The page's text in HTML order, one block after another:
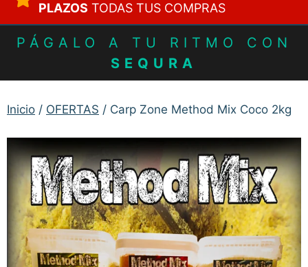
PLAZOS TODAS TUS COMPRAS
PÁGALO A TU RITMO CON
SEQURA
Inicio / OFERTAS / Carp Zone Method Mix Coco 2kg